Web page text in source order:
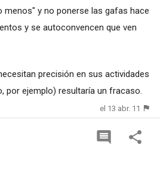
menos" y no ponerse las gafas hace
y se autoconvencen que ven
precisión en sus actividades
por ejemplo) resultaría un fracaso.
el 13 abr. 11